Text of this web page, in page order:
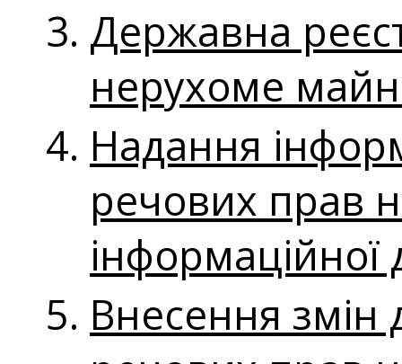
Державна
нерухоме
Надання
речових прав
інформаційної
Внесення змiн